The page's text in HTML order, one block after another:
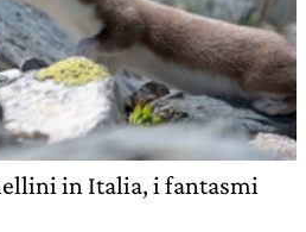
in Italia, i fantasmi